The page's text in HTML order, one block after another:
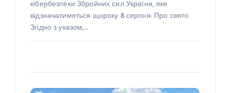
кібербезпеки Збройних сил України, яке
відзначатиметься щороку 8 серпня. Про свято
Згідно з указом,…